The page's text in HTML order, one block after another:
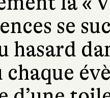
se
hasard